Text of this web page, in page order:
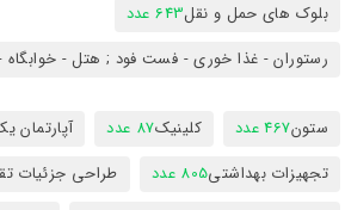
بلوک های حمل و نقل643 عدد
رستوران - غذا خوری - فست فود ; هتل - خوابگاه
ستون467 عدد کلینیک87 عدد آپارتمان
تجهیزات بهداشتی805 عدد طراحی جزئیات